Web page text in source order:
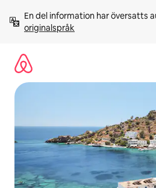
innehåll
En del information har översatts
originalspråk